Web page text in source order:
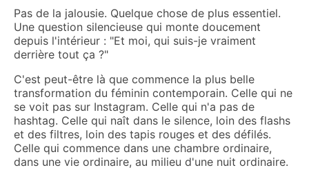
Pas de la jalousie. Quelque chose de plus essentiel.
Une question silencieuse qui monte doucement
depuis l'intérieur : "Et moi, qui suis-je vraiment
derrière tout ça ?"
C'est peut-être là que commence la plus belle
transformation du féminin contemporain. Celle qui ne
se voit pas sur Instagram. Celle qui n'a pas de
hashtag. Celle qui naît dans le silence, loin des flashs
et des filtres, loin des tapis rouges et des défilés.
Celle qui commence dans une chambre ordinaire,
dans une vie ordinaire, au milieu d'une nuit ordinaire.